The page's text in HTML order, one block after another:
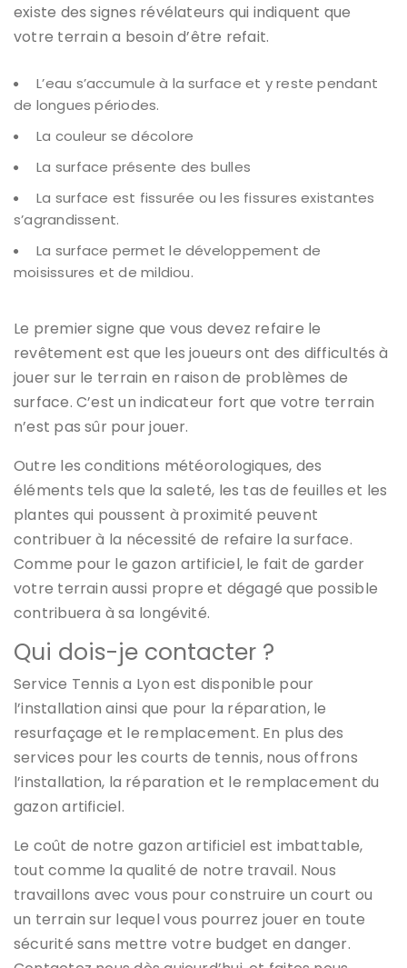
existe des signes révélateurs qui indiquent que
votre terrain a besoin d’être refait.
L’eau s’accumule à la surface et y reste pendant
de longues périodes.
La couleur se décolore
La surface présente des bulles
La surface est fissurée ou les fissures existantes
s’agrandissent.
La surface permet le développement de
moisissures et de mildiou.
Le premier signe que vous devez refaire le
revêtement est que les joueurs ont des difficultés à
jouer sur le terrain en raison de problèmes de
surface. C’est un indicateur fort que votre terrain
n’est pas sûr pour jouer.
Outre les conditions météorologiques, des
éléments tels que la saleté, les tas de feuilles et les
plantes qui poussent à proximité peuvent
contribuer à la nécessité de refaire la surface.
Comme pour le gazon artificiel, le fait de garder
votre terrain aussi propre et dégagé que possible
contribuera à sa longévité.
Qui dois-je contacter ?
Service Tennis a Lyon est disponible pour
l’installation ainsi que pour la réparation, le
resurfaçage et le remplacement. En plus des
services pour les courts de tennis, nous offrons
l’installation, la réparation et le remplacement du
gazon artificiel.
Le coût de notre gazon artificiel est imbattable,
tout comme la qualité de notre travail. Nous
travaillons avec vous pour construire un court ou
un terrain sur lequel vous pourrez jouer en toute
sécurité sans mettre votre budget en danger.